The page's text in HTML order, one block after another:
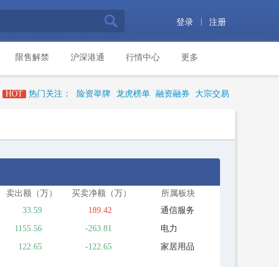
登录 注册
限售解禁 沪深港通 行情中心 更多
HOT 热门关注： 险资举牌 龙虎榜单 融资融券 大宗交易
卖出额（万） 买卖净额（万）
所属板块
33.59 189.42
通信服务
1155.56 -263.81
电力
122.65 -122.65 家居用品